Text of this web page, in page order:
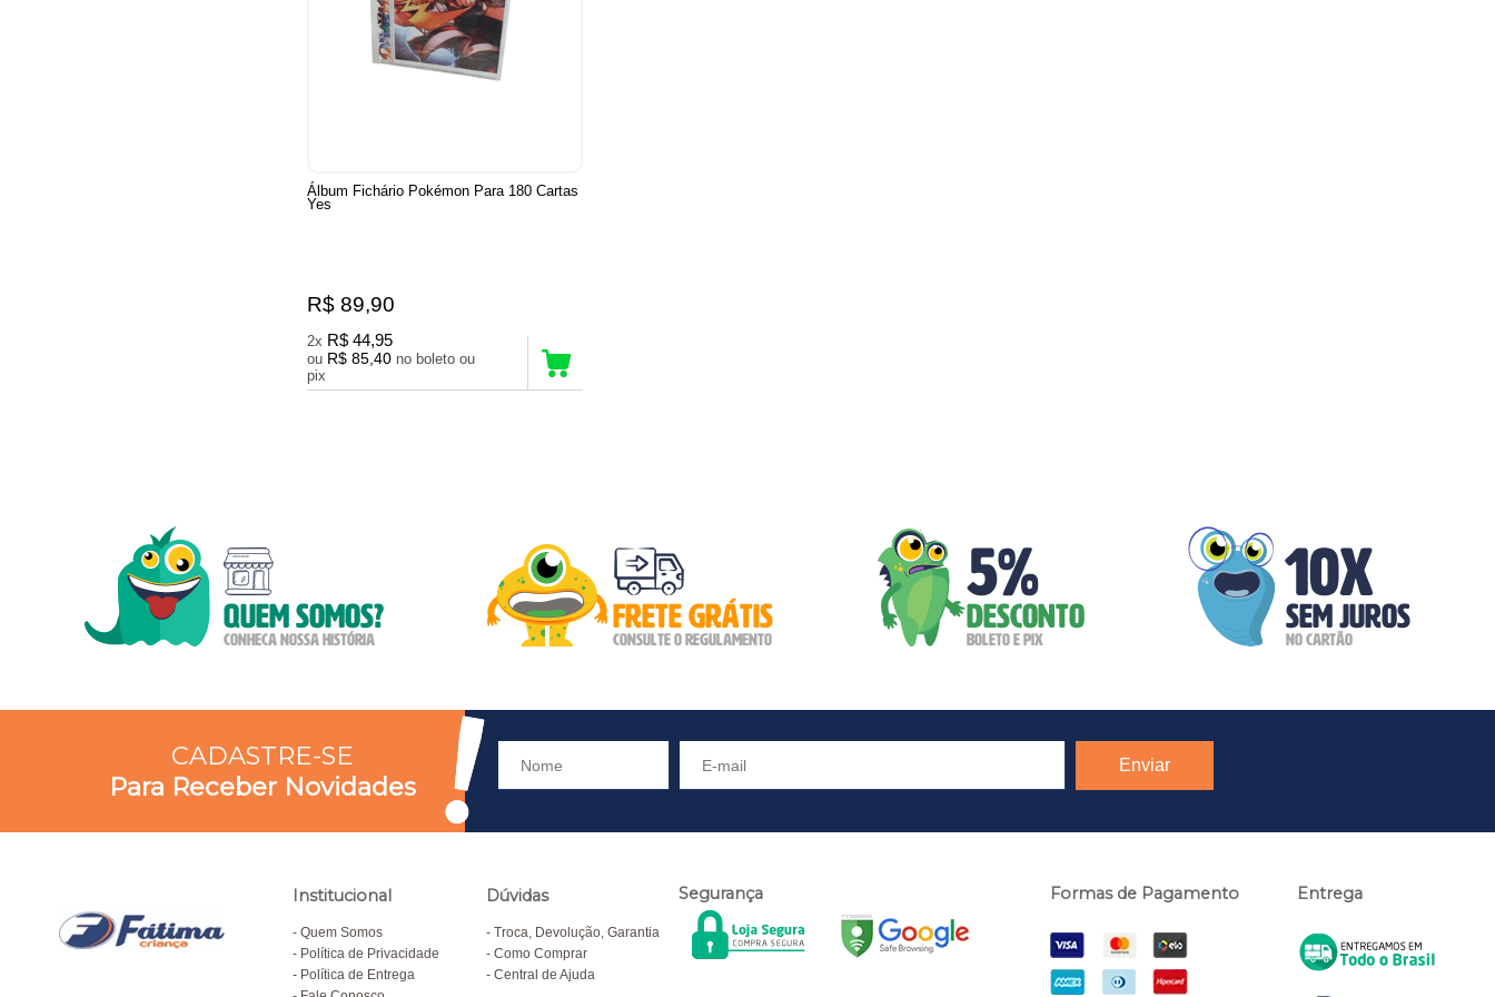
Álbum Fichário Pokémon Para 180 Cartas
Yes
R$ 89,90
2x R$ 44,95
ou R$ 85,40 no boleto ou
pix
CADASTRE-SE
Para Receber Novidades
Institucional
Quem Somos
Política de Privacidade
Política de Entrega
Dúvidas
Troca, Devolução, Garantia
Como Comprar
Central de Ajuda
Segurança Formas de Pagamento Entrega